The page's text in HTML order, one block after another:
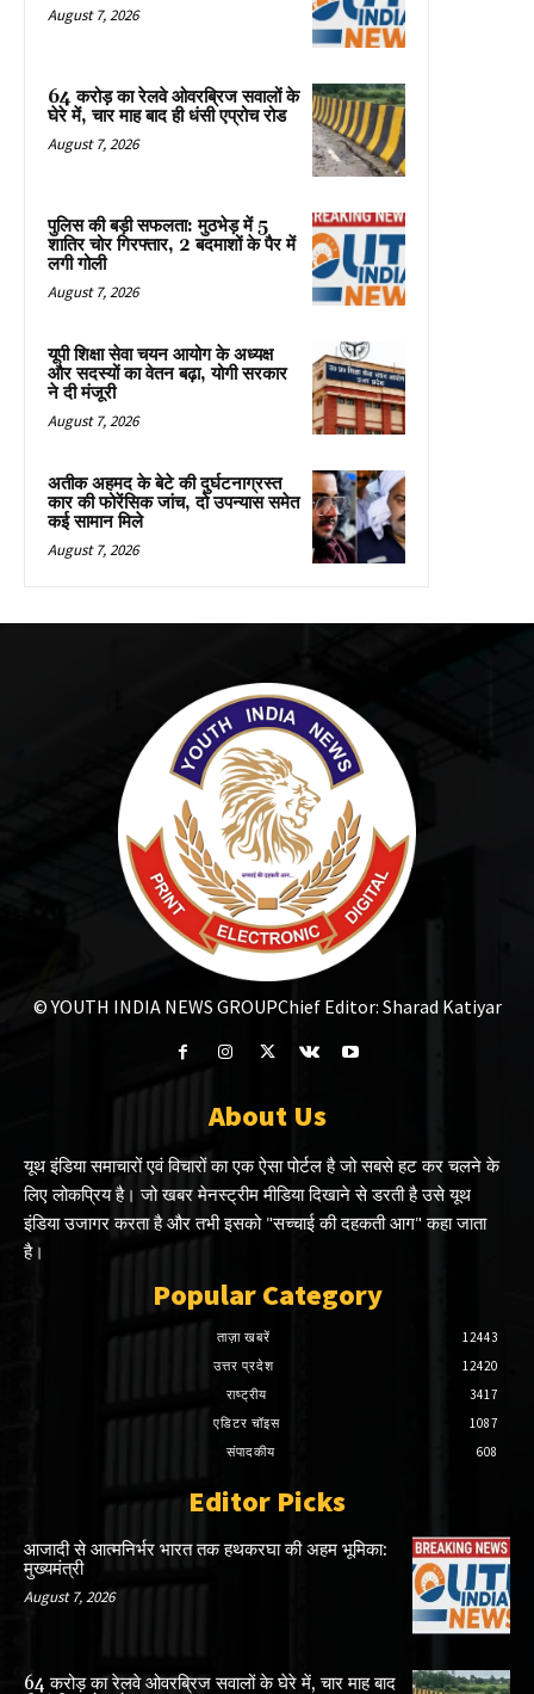
August 7, 2026
64 करोड़ का रेलवे ओवरब्रिज सवालों के
घेरे में, चार माह बाद ही धंसी एप्रोच रोड
August 7, 2026
पुलिस की बड़ी सफलता: मुठभेड़ में 5
शातिर चोर गिरफ्तार, 2 बदमाशों के पैर में
लगी गोली
August 7, 2026
यूपी शिक्षा सेवा चयन आयोग के अध्यक्ष
और सदस्यों का वेतन बढ़ा, योगी सरकार
ने दी मंजूरी
August 7, 2026
अतीक अहमद के बेटे की दुर्घटनाग्रस्त
कार की फोरेंसिक जांच, दो उपन्यास समेत
कई सामान मिले
August 7, 2026
© YOUTH INDIA NEWS GROUPChief Editor: Sharad Katiyar
About Us
यूथ इंडिया समाचारों एवं विचारों का एक ऐसा पोर्टल है जो सबसे हट कर चलने के
लिए लोकप्रिय है। जो खबर मेनस्ट्रीम मीडिया दिखाने से डरती है उसे यूथ
इंडिया उजागर करता है और तभी इसको "सच्चाई की दहकती आग" कहा जाता
है।
Popular Category
ताज़ा खबरें
12443
उत्तर प्रदेश
12420
राष्ट्रीय
3417
एडिटर चॉइस
1087
संपादकीय
608
Editor Picks
आजादी से आत्मनिर्भर भारत तक हथकरघा की अहम भूमिका:
मुख्यमंत्री
August 7, 2026
64 करोड़ का रेलवे ओवरब्रिज सवालों के घेरे में, चार माह बाद